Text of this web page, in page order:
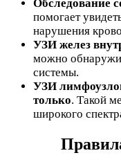
Обследование
помогает
нарушения
УЗИ желез
можно
системы.
УЗИ
только. Такой
широкого